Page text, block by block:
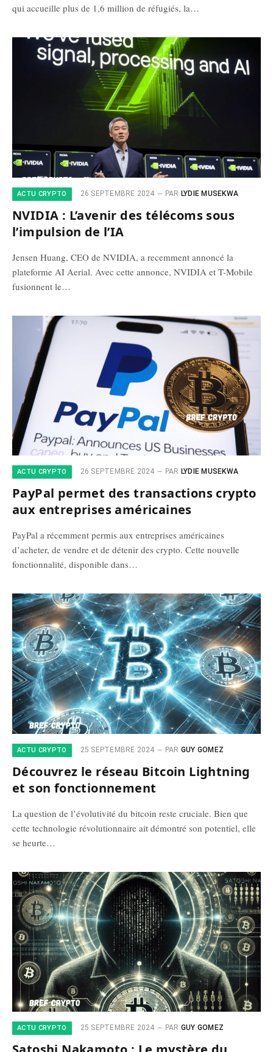
qui accueille plus de 1,6 million de réfugiés, la…
ACTU CRYPTO 26 SEPTEMBRE 2024 PAR LYDIE MUSEKWA
NVIDIA : L’avenir des télécoms sous
l’impulsion de l’IA
Jensen Huang, CEO de NVIDIA, a recemment annoncé la
plateforme AI Aerial. Avec cette annonce, NVIDIA et T-Mobile
fusionnent le…
ACTU CRYPTO 26 SEPTEMBRE 2024 PAR LYDIE MUSEKWA
PayPal permet des transactions crypto
aux entreprises américaines
PayPal a récemment permis aux entreprises américaines
d’acheter, de vendre et de détenir des crypto. Cette nouvelle
fonctionnalité, disponible dans…
ACTU CRYPTO 25 SEPTEMBRE 2024 PAR GUY GOMEZ
Découvrez le réseau Bitcoin Lightning
et son fonctionnement
La question de l’évolutivité du bitcoin reste cruciale. Bien que
cette technologie révolutionnaire ait démontré son potentiel, elle
se heurte…
ACTU CRYPTO 25 SEPTEMBRE 2024 PAR GUY GOMEZ